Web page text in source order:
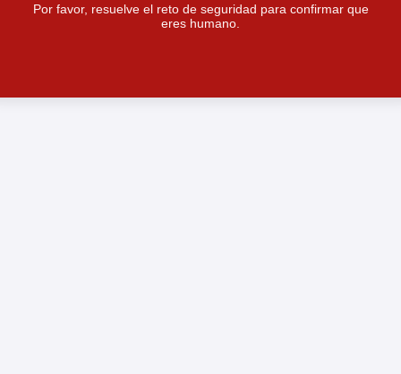
Por favor, resuelve el reto de seguridad para confirmar que
eres humano.